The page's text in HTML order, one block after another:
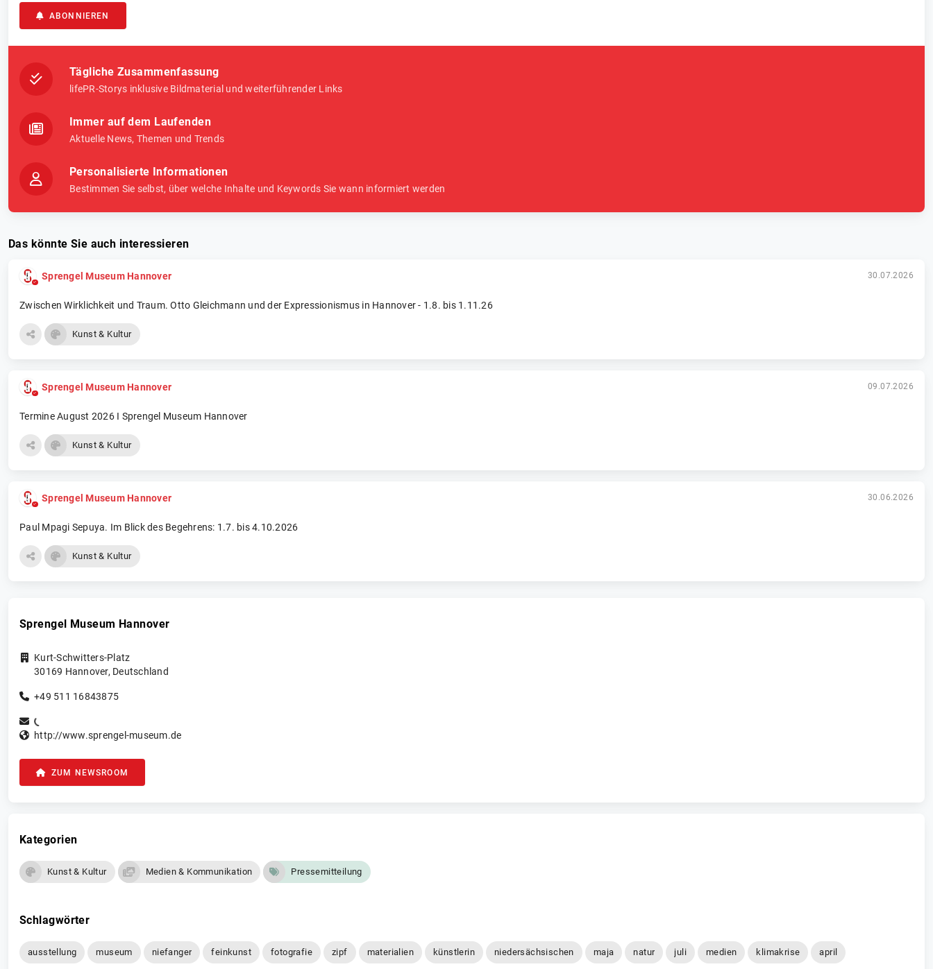
ABONNIEREN
Tägliche Zusammenfassung
lifePR-Storys inklusive Bildmaterial und weiterführender Links
Immer auf dem Laufenden
Aktuelle News, Themen und Trends
Personalisierte Informationen
Bestimmen Sie selbst, über welche Inhalte und Keywords Sie wann informiert werden
Das könnte Sie auch interessieren
Sprengel Museum Hannover 30.07.2026
Zwischen Wirklichkeit und Traum. Otto Gleichmann und der Expressionismus in Hannover - 1.8. bis 1.11.26
Kunst & Kultur
Sprengel Museum Hannover 09.07.2026
Termine August 2026 I Sprengel Museum Hannover
Kunst & Kultur
Sprengel Museum Hannover 30.06.2026
Paul Mpagi Sepuya. Im Blick des Begehrens: 1.7. bis 4.10.2026
Kunst & Kultur
Sprengel Museum Hannover
Kurt-Schwitters-Platz
30169 Hannover, Deutschland
+49 511 16843875
http://www.sprengel-museum.de
ZUM NEWSROOM
Kategorien
Kunst & Kultur Medien & Kommunikation Pressemitteilung
Schlagwörter
ausstellung museum niefanger feinkunst fotografie zipf materialien künstlerin niedersächsischen maja natur juli medien klimakrise april